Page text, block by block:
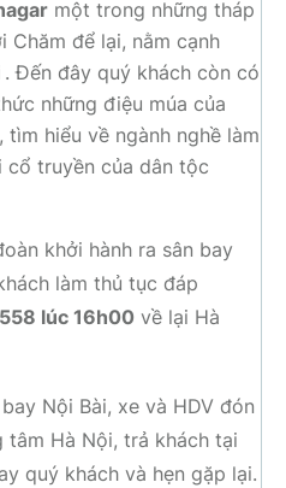
một trong những tháp
Chăm để lại, nằm cạnh
. Đến đây quý khách còn có
những điệu múa của
tìm hiểu về ngành nghề làm
cổ truyền của dân tộc
khởi hành ra sân bay
làm thủ tục đáp
lúc 16h00 về lại Hà
Nội Bài, xe và HDV đón
tâm Hà Nội, trả khách tại
quý khách và hẹn gặp lại.